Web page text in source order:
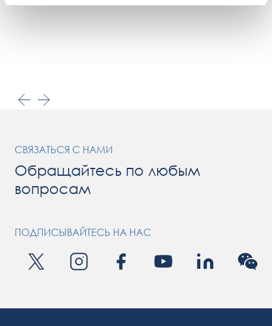
СВЯЗАТЬСЯ С НАМИ
Обращайтесь по любым
вопросам
ПОДПИСЫВАЙТЕСЬ НА НАС